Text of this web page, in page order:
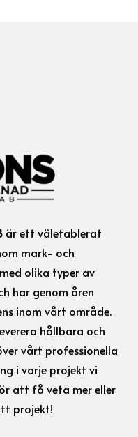
är ett väletablerat
mark- och
olika typer av
har genom åren
inom vårt område.
hållbara och
vårt professionella
i varje projekt vi
att få veta mer eller
projekt!